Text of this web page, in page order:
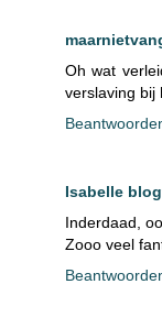
Oh wat
verslaving bij
Isabelle
Inderdaad,
Zooo veel